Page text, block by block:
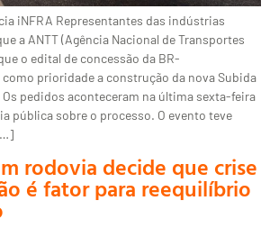
iNFRA Representantes das indústrias
a ANTT (Agência Nacional de Transportes
o edital de concessão da BR-
prioridade a construção da nova Subida
Os pedidos aconteceram na última sexta-feira
pública sobre o processo. O evento teve
rodovia decide que crise
é fator para reequilíbrio